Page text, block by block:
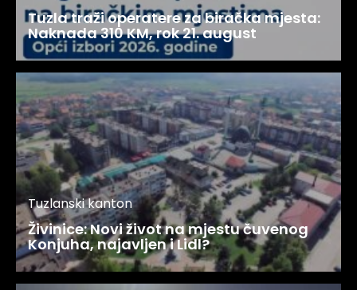
Tuzla traži operatere za biračka mjesta:
Naknada 310 KM, rok 21. august
Tuzlanski kanton
Živinice: Novi život na mjestu čuvenog
Konjuha, najavljen i Lidl?